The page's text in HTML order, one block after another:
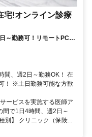
宅!オンライン診療
～勤務可！リモートPC・
間、週2日～勤務OK！ 在
！ ※土日勤務可能な方歓
ービスを実施する医師ア
間で1日4時間、週2日～
別】 クリニック（保険...